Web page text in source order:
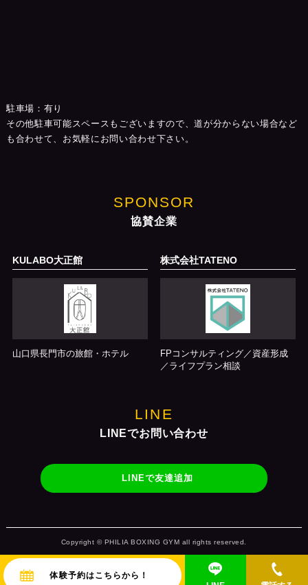
駐車場：有り
その他駐車可能スペースもございますので、道が分からない場合など
も合わせて、お気軽にお問い合わせ下さい。
SPONSOR
協賛企業
KULABO大正館
山口県長門市の旅館・ホテル
株式会社TATENO
FPコンサルティング／資産形成
／ライフプラン相談
LINE
LINEでお問い合わせ
LINEで友達追加
Copyright © PHILIA BOXING GYM all rights reserved.
体験予約はこちらから！